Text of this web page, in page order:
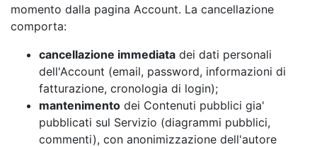
momento dalla pagina Account. La cancellazione
comporta:
cancellazione immediata dei dati personali
dell'Account (email, password, informazioni di
fatturazione, cronologia di login);
mantenimento dei Contenuti pubblici gia'
pubblicati sul Servizio (diagrammi pubblici,
commenti), con anonimizzazione dell'autore